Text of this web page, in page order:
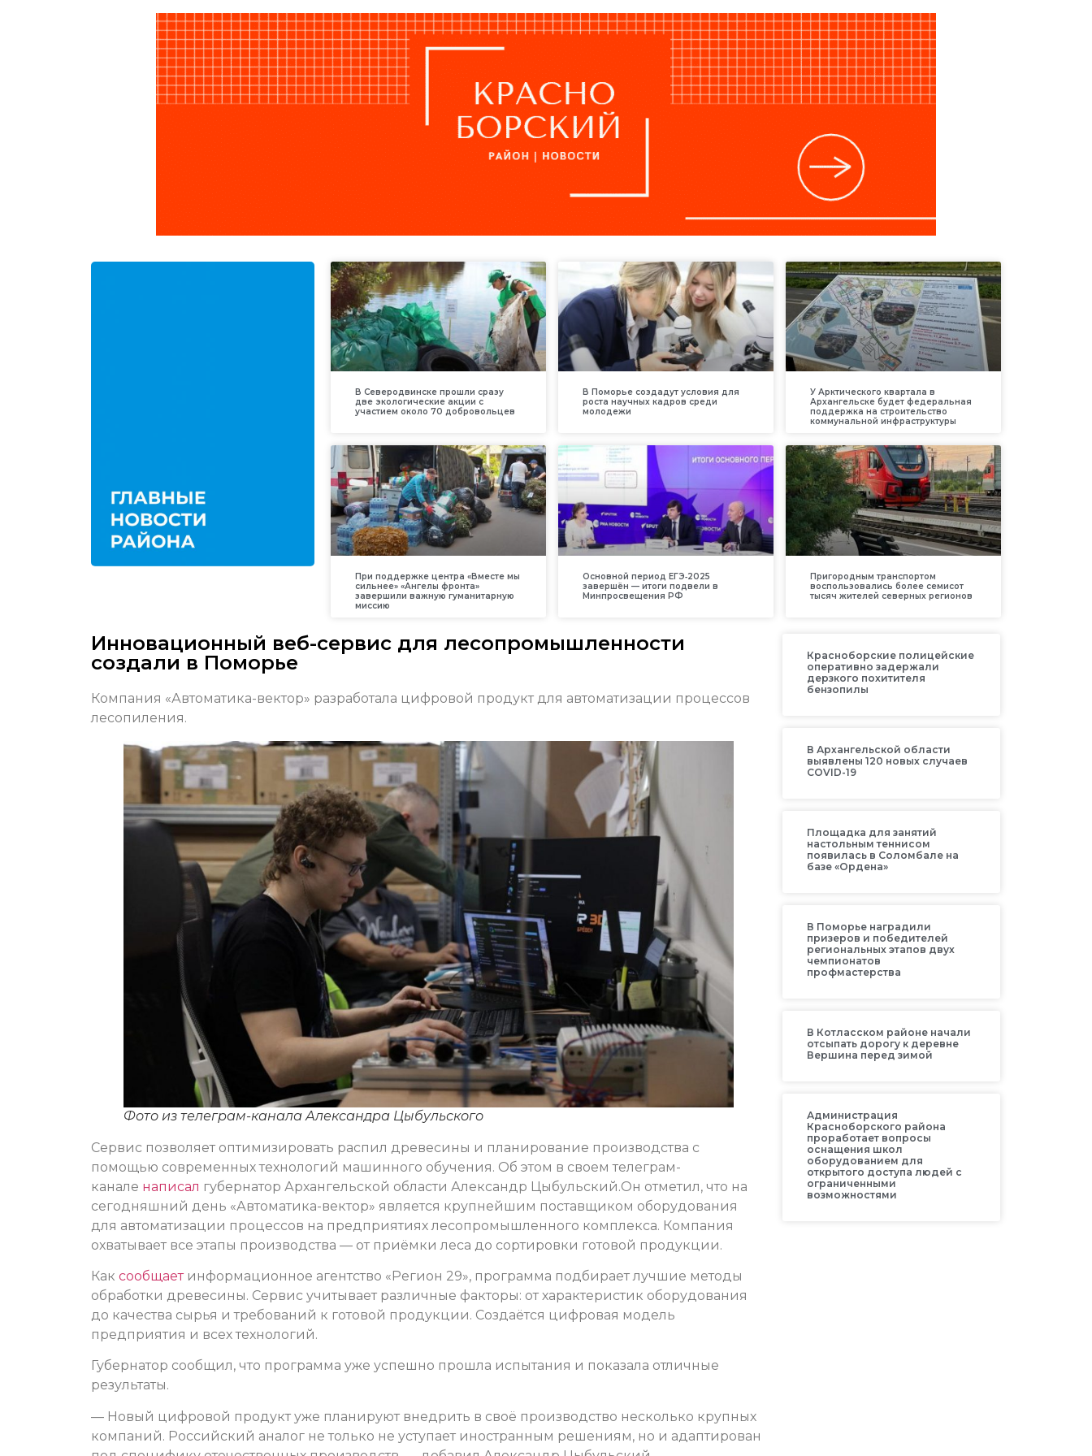
В Северодвинске прошли сразу
две экологические акции с
участием около 70 добровольцев
В Поморье создадут условия для
роста научных кадров среди
молодежи
У Арктического квартала в
Архангельске будет федеральная
поддержка на строительство
коммунальной инфраструктуры
При поддержке центра «Вместе мы
сильнее» «Ангелы фронта»
завершили важную гуманитарную
миссию
Основной период ЕГЭ‑2025
завершён — итоги подвели в
Минпросвещения РФ
Пригородным транспортом
воспользовались более семисот
тысяч жителей северных регионов
Инновационный веб-сервис для лесопромышленности
создали в Поморье
Компания «Автоматика-вектор» разработала цифровой продукт для автоматизации процессов
лесопиления.
Фото из телеграм-канала Александра Цыбульского
Сервис позволяет оптимизировать распил древесины и планирование производства с
помощью современных технологий машинного обучения. Об этом в своем телеграм-
канале написал губернатор Архангельской области Александр Цыбульский.Он отметил, что на
сегодняшний день «Автоматика-вектор» является крупнейшим поставщиком оборудования
для автоматизации процессов на предприятиях лесопромышленного комплекса. Компания
охватывает все этапы производства — от приёмки леса до сортировки готовой продукции.
Как сообщаетинформационное агентство «Регион 29», программа подбирает лучшие методы
обработки древесины. Сервис учитывает различные факторы: от характеристик оборудования
до качества сырья и требований к готовой продукции. Создаётся цифровая модель
предприятия и всех технологий.
Губернатор сообщил, что программа уже успешно прошла испытания и показала отличные
результаты.
— Новый цифровой продукт уже планируют внедрить в своё производство несколько крупных
компаний. Российский аналог не только не уступает иностранным решениям, но и адаптирован
Красноборские полицейские
оперативно задержали
дерзкого похитителя
бензопилы
В Архангельской области
выявлены 120 новых случаев
COVID-19
Площадка для занятий
настольным теннисом
появилась в Соломбале на
базе «Ордена»
В Поморье наградили
призеров и победителей
региональных этапов двух
чемпионатов
профмастерства
В Котласском районе начали
отсыпать дорогу к деревне
Вершина перед зимой
Администрация
Красноборского района
проработает вопросы
оснащения школ
оборудованием для
открытого доступа людей с
ограниченными
возможностями